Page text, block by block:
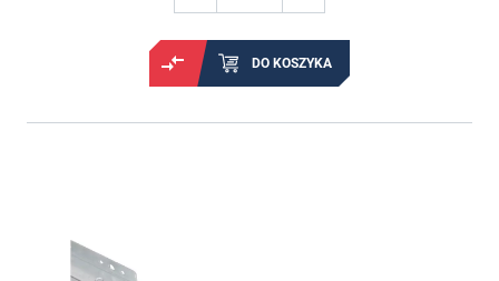
DO KOSZYKA